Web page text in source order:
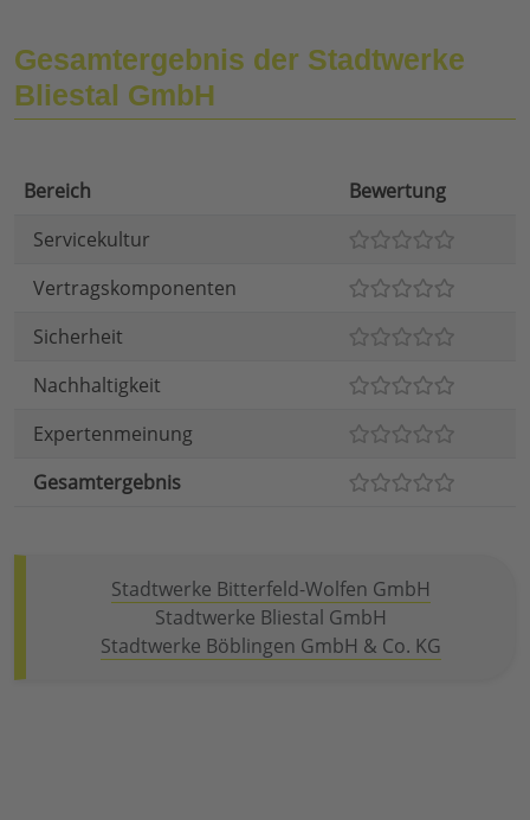
Gesamtergebnis der Stadtwerke
Bliestal GmbH
Bereich
Bewertung
Servicekultur
Vertragskomponenten
Sicherheit
Nachhaltigkeit
Expertenmeinung
Gesamtergebnis
Stadtwerke Bitterfeld-Wolfen GmbH
Stadtwerke Bliestal GmbH
Stadtwerke Böblingen GmbH & Co. KG